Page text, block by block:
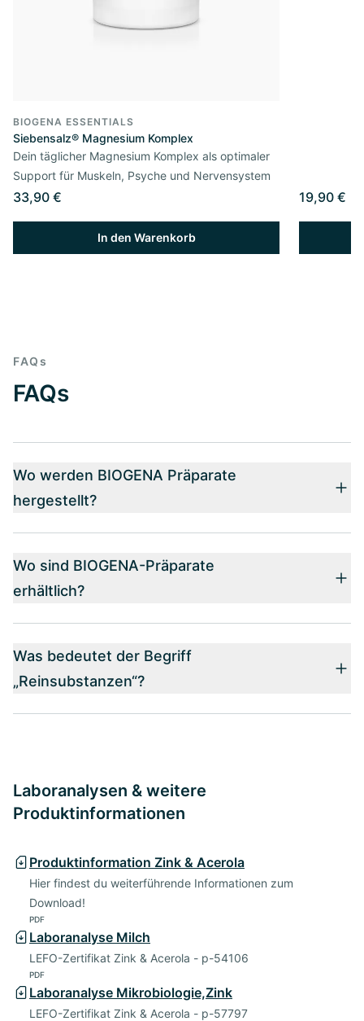
BIOGENA ESSENTIALS
Siebensalz® Magnesium Komplex
Dein täglicher Magnesium Komplex als optimaler
Support für Muskeln, Psyche und Nervensystem
33,90 €
In den Warenkorb
19,90 €
FAQs
FAQs
Wo werden BIOGENA Präparate
hergestellt?
Wo sind BIOGENA-Präparate
erhältlich?
Was bedeutet der Begriff
„Reinsubstanzen“?
Laboranalysen & weitere
Produktinformationen
Produktinformation Zink & Acerola
Hier findest du weiterführende Informationen zum
Download!
PDF
Laboranalyse Milch
LEFO-Zertifikat Zink & Acerola - p-54106
PDF
Laboranalyse Mikrobiologie,Zink
LEFO-Zertifikat Zink & Acerola - p-57797